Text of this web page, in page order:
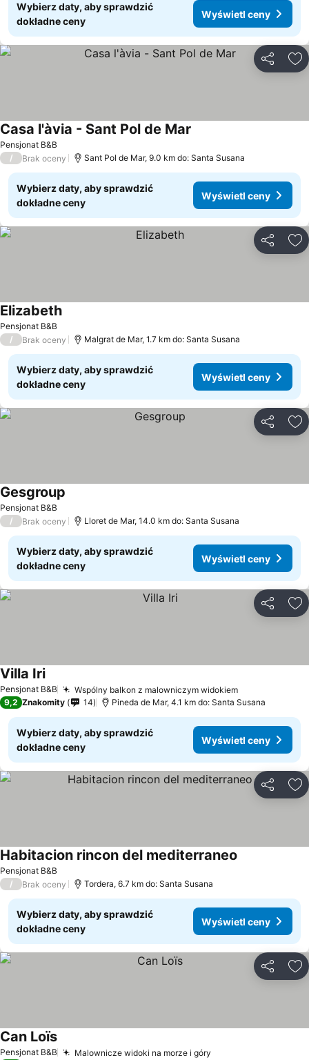
Wybierz daty, aby sprawdzić
dokładne ceny
Wyświetl ceny
Pensjonat B&B
Casa l'àvia - Sant Pol de Mar
/ Brak oceny Sant Pol de Mar, 9.0 km do: Santa Susana
Wybierz daty, aby sprawdzić
dokładne ceny
Wyświetl ceny
Pensjonat B&B
ElizabethWyświetl ceny
/ Brak oceny Malgrat de Mar, 1.7 km do: Santa Susana
Wybierz daty, aby sprawdzić
dokładne ceny
Wyświetl ceny
Pensjonat B&B
Gesgroup
/ Brak oceny Lloret de Mar, 14.0 km do: Santa Susana
Wybierz daty, aby sprawdzić
dokładne ceny
Wyświetl ceny
Pensjonat B&B Wspólny balkon z malowniczym widokiemWyświetl
Villa IriWyświetl ceny
9,2 Znakomity 14 Pineda de Mar, 4.1 km do: Santa Susana
Wybierz daty, aby sprawdzić
dokładne ceny
Wyświetl ceny
Pensjonat B&B
Habitacion rincon del mediterraneo
/ Brak oceny Tordera, 6.7 km do: Santa Susana
Wybierz daty, aby sprawdzić
dokładne ceny
Wyświetl ceny
Pensjonat B&B Malownicze widoki na morze i góry
Can LoïsWyświetl ceny